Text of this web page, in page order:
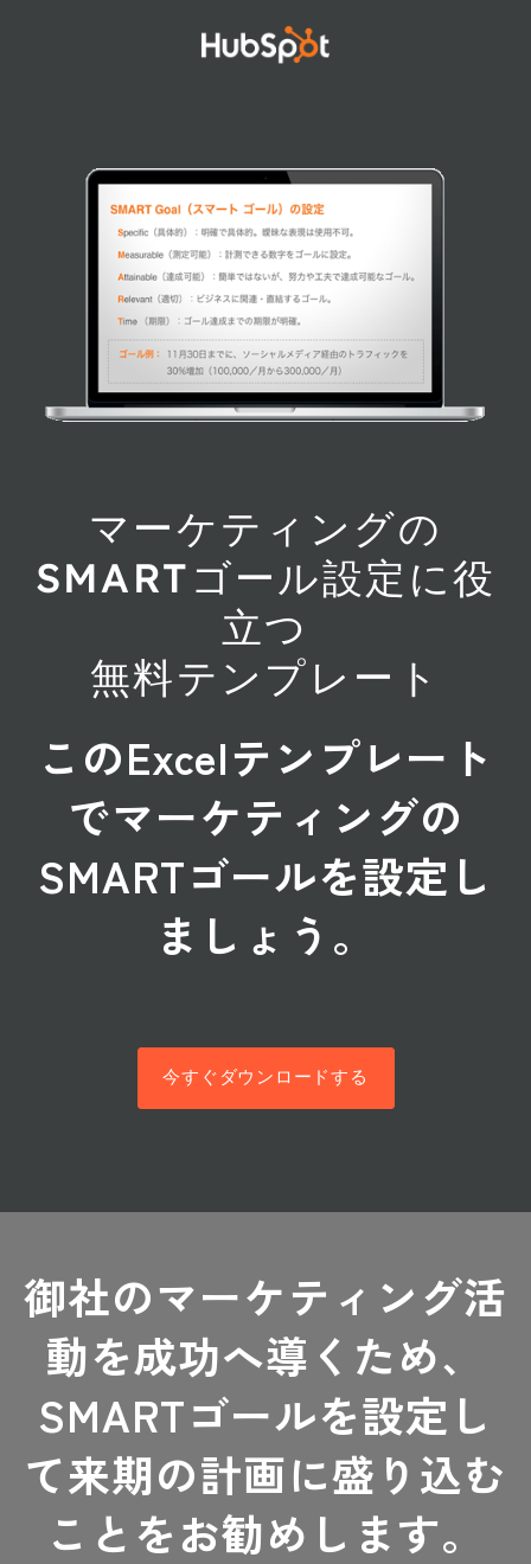
マーケティングの
SMARTゴール設定に役
立つ
無料テンプレート
このExcelテンプレート
でマーケティングの
SMARTゴールを設定し
ましょう。
今すぐダウンロードする
御社のマーケティング活
動を成功へ導くため、
SMARTゴールを設定し
て来期の計画に盛り込む
ことをお勧めします。